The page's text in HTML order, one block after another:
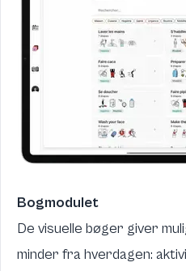
Bogmodulet
De visuelle bøger giver
minder fra hverdagen: